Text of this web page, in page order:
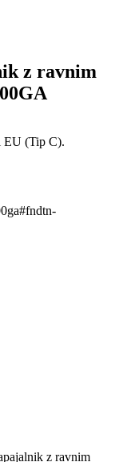
z ravnim
EU (Tip C).
z ravnim